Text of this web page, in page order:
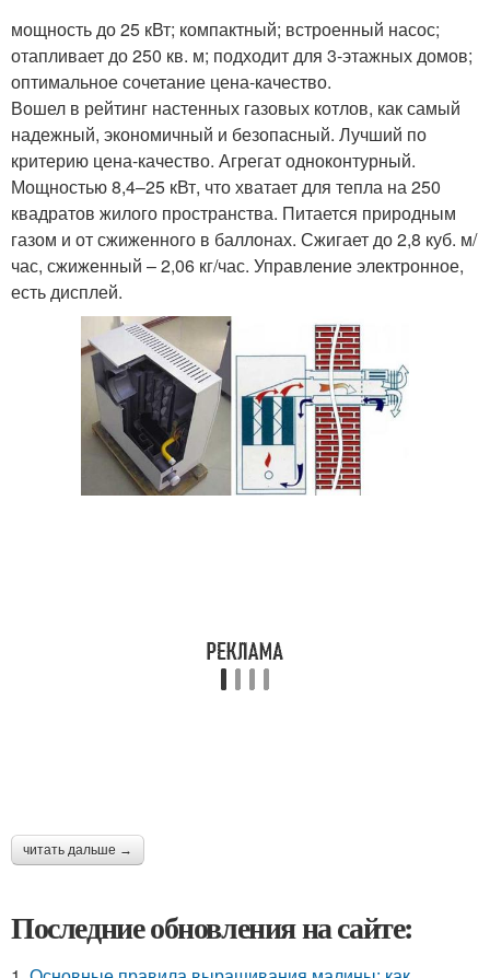
мощность до 25 кВт; компактный; встроенный насос;
отапливает до 250 кв. м; подходит для 3-этажных домов;
оптимальное сочетание цена-качество.
Вошел в рейтинг настенных газовых котлов, как самый
надежный, экономичный и безопасный. Лучший по
критерию цена-качество. Агрегат одноконтурный.
Мощностью 8,4–25 кВт, что хватает для тепла на 250
квадратов жилого пространства. Питается природным
газом и от сжиженного в баллонах. Сжигает до 2,8 куб. м/
час, сжиженный – 2,06 кг/час. Управление электронное,
есть дисплей.
читать дальше →
Последние обновления на сайте: